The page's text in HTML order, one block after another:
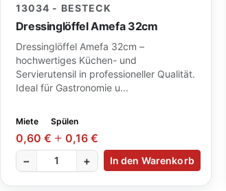
13034 - BESTECK
Dressinglöffel Amefa 32cm
Dressinglöffel Amefa 32cm –
hochwertiges Küchen- und
Servierutensil in professioneller Qualität.
Ideal für Gastronomie u...
Miete Spülen
0,60 €
0,16 €
−
+ In den Warenkorb